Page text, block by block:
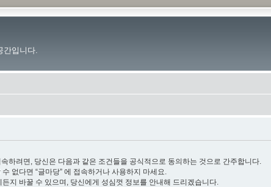
간입니다.
속하려면, 당신은 다음과 같은 조건들을 공식적으로 동의하는 것으로 간주합니다.
없다면 “글마당” 에 접속하거나 사용하지 마세요.
지 바꿀 수 있으며, 당신에게 성심껏 정보를 안내해 드리겠습니다.